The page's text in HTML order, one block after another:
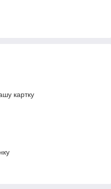
картку